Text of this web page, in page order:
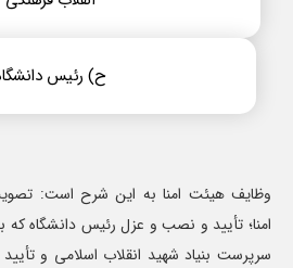
ح) رئیس
وظایف هیئت امنا به این شرح است:
امنا؛ تأیید و نصب و عزل رئیس دانشگاه که
سرپرست بنیاد شهید انقلاب اسلامی و